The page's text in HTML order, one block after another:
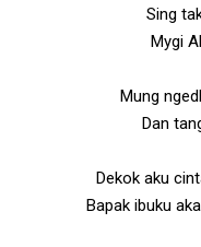
Sing
Mygi
Mung
Dan
Dekok aku
Bapak ibuku